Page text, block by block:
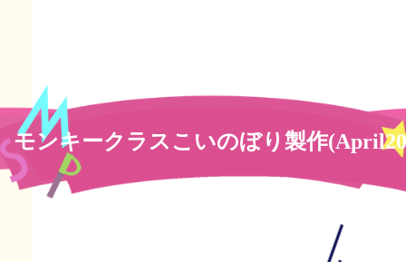
モンキークラスこいのぼり製作